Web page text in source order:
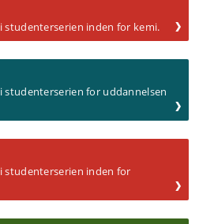
studenterserien inden for kemi.
studenterserien for uddannelsen
studenterserien inden for